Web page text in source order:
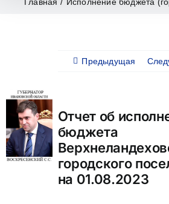
Предыдущая
Отчет об
бюджета
городского
на 01.08.2023